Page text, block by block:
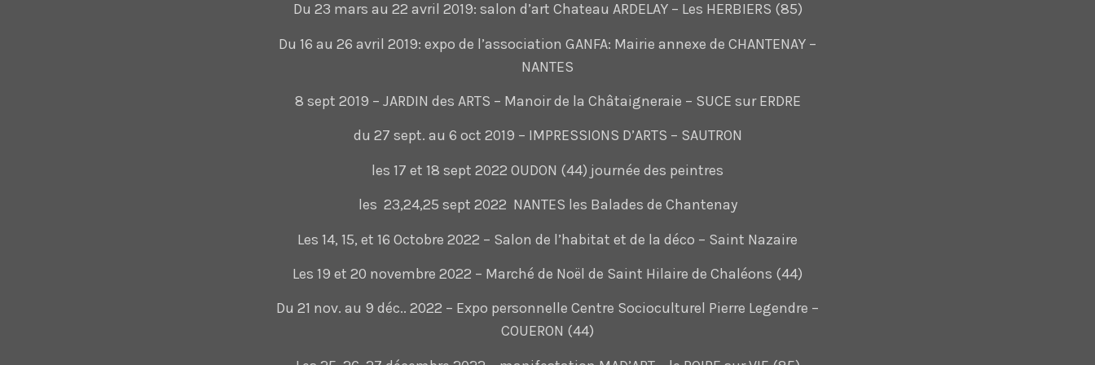
Du 23 mars au 22 avril 2019: salon d’art Chateau ARDELAY – Les HERBIERS (85)
Du 16 au 26 avril 2019: expo de l’association GANFA: Mairie annexe de CHANTENAY –
NANTES
8 sept 2019 – JARDIN des ARTS – Manoir de la Châtaigneraie – SUCE sur ERDRE
du 27 sept. au 6 oct 2019 – IMPRESSIONS D’ARTS – SAUTRON
les 17 et 18 sept 2022 OUDON (44) journée des peintres
les 23,24,25 sept 2022 NANTES les Balades de Chantenay
Les 14, 15, et 16 Octobre 2022 – Salon de l’habitat et de la déco – Saint Nazaire
Les 19 et 20 novembre 2022 – Marché de Noël de Saint Hilaire de Chaléons (44)
Du 21 nov. au 9 déc.. 2022 – Expo personnelle Centre Socioculturel Pierre Legendre –
COUERON (44)